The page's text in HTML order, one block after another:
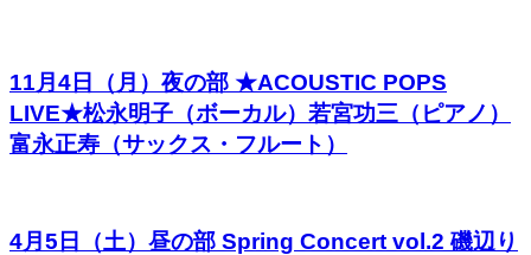
11月4日（月）夜の部 ★ACOUSTIC POPS
LIVE★松永明子（ボーカル）若宮功三（ピアノ）
富永正寿（サックス・フルート）
4月5日（土）昼の部 Spring Concert vol.2 磯辺り